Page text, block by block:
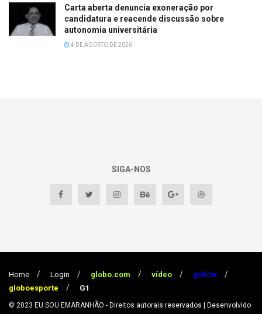
Carta aberta denuncia exoneração por
candidatura e reacende discussão sobre
autonomia universitária
4 DE AGOSTO DE 2026
SIGA-NOS
Home Login globo.com vídeo
gshow
globoesporte
G1
© 2023 EU SOU EMARANHÃO - Direitos autorais reservados | Desenvolvido